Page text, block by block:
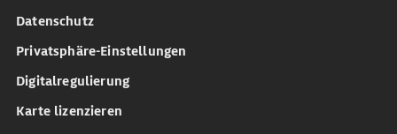
Datenschutz
Privatsphäre-Einstellungen
Digitalregulierung
Karte lizenzieren